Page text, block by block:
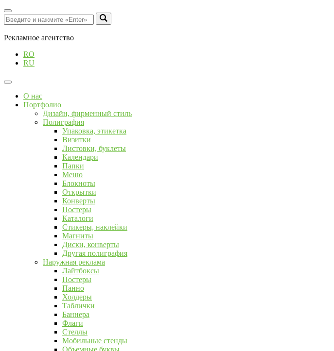
Рекламное агентство
RO
RU
О нас
Портфолио
Дизайн, фирменный стиль
Полиграфия
Упаковка, этикетка
Визитки
Листовки, буклеты
Календари
Папки
Меню
Блокноты
Открытки
Конверты
Постеры
Каталоги
Стикеры, наклейки
Магниты
Диски, конверты
Другая полиграфия
Наружная реклама
Лайтбоксы
Постеры
Панно
Холдеры
Таблички
Баннера
Флаги
Стеллы
Мобильные стенды
Объемные буквы